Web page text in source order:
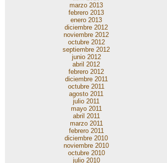
marzo 2013
febrero 2013
enero 2013
diciembre 2012
noviembre 2012
octubre 2012
septiembre 2012
junio 2012
abril 2012
febrero 2012
diciembre 2011
octubre 2011
agosto 2011
julio 2011
mayo 2011
abril 2011
marzo 2011
febrero 2011
diciembre 2010
noviembre 2010
octubre 2010
julio 2010